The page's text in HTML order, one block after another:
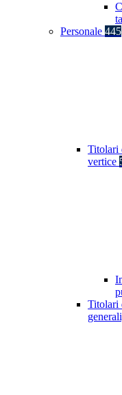
Personale 445
Titolari
vertice
Titolari